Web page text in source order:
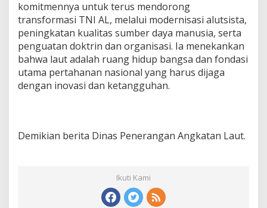
komitmennya untuk terus mendorong
transformasi TNI AL, melalui modernisasi alutsista,
peningkatan kualitas sumber daya manusia, serta
penguatan doktrin dan organisasi. Ia menekankan
bahwa laut adalah ruang hidup bangsa dan fondasi
utama pertahanan nasional yang harus dijaga
dengan inovasi dan ketangguhan.
Demikian berita Dinas Penerangan Angkatan Laut.
Ikuti Kami